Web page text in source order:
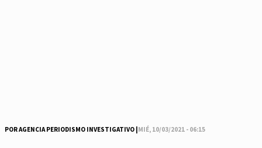
POR AGENCIA PERIODISMO INVESTIGATIVO | MIÉ, 10/03/2021 - 06:15